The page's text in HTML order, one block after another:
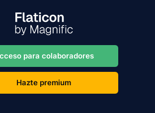
para colaboradores
Hazte premium